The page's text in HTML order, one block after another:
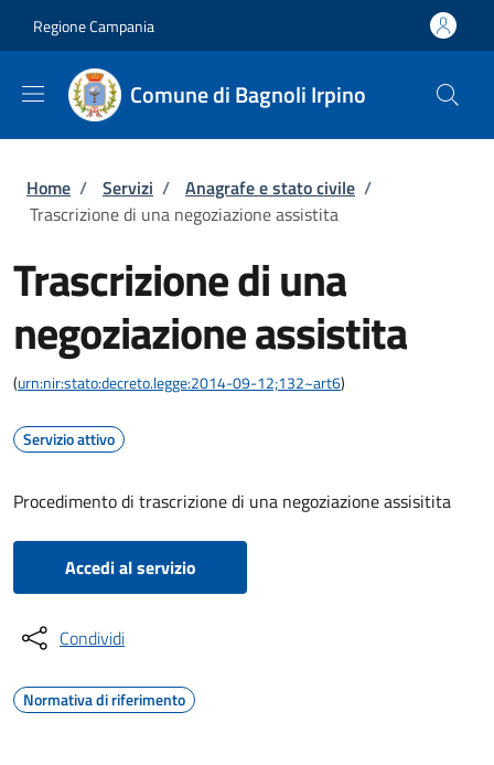
Regione Campania
Comune di Bagnoli Irpino
Briciole di pane
Home / Servizi / Anagrafe e stato civile /
Trascrizione di una negoziazione assistita
Trascrizione di una
negoziazione assistita
(urn:nir:stato:decreto.legge:2014-09-12;132~art6)
Servizio attivo
Procedimento di trascrizione di una negoziazione assisitita
Accedi al servizio
Condividi
Normativa di riferimento